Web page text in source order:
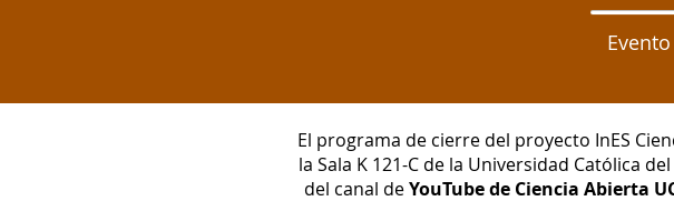
El programa de cierre del proyecto InES
la Sala K 121-C de la Universidad Católica
del canal deYouTube de Ciencia Abierta